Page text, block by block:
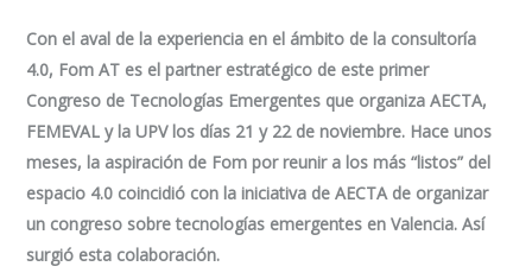
Con el aval de la experiencia en el ámbito de la consultoría
4.0, Fom AT es el partner estratégico de este primer
Congreso de Tecnologías Emergentes que organiza AECTA,
FEMEVAL y la UPV los días 21 y 22 de noviembre. Hace unos
meses, la aspiración de Fom por reunir a los más “listos” del
espacio 4.0 coincidió con la iniciativa de AECTA de organizar
un congreso sobre tecnologías emergentes en Valencia. Así
surgió esta colaboración.